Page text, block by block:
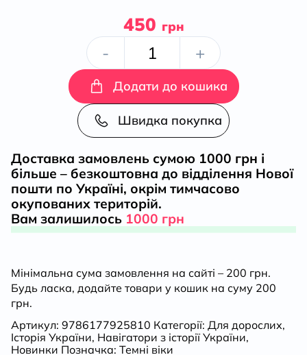
450 грн
-
Навігатор
з
історії
України.
«Темні
віки»
+
Додати до кошика
Швидка покупка
Доставка замовлень сумою 1000 грн і
більше – безкоштовна до відділення Нової
пошти по Україні, окрім тимчасово
окупованих територій.
Вам залишилось 1000 грн
Мінімальна сума замовлення на сайті – 200 грн.
Будь ласка, додайте товари у кошик на суму 200
грн.
Артикул: 9786177925810 Категорії: Для дорослих,
Історія України, Навігатори з історії України,
Новинки Позначка: Темні віки